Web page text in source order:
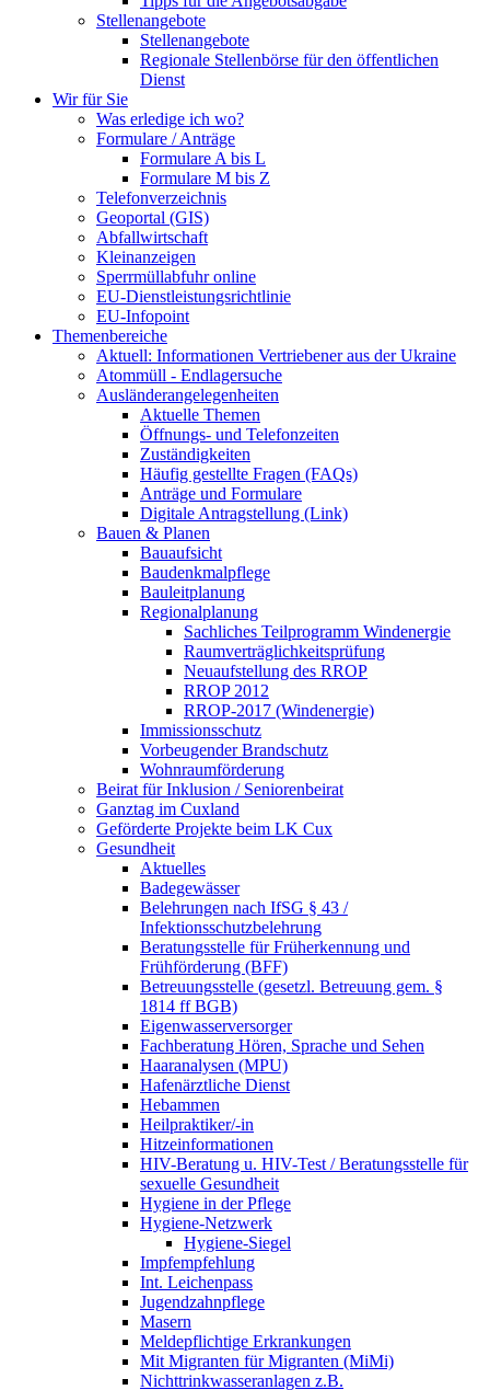
Stellenangebote
Stellenangebote
Regionale Stellenbörse für den öffentlichen
Dienst
Wir für Sie
Was erledige ich wo?
Formulare / Anträge
Formulare A bis L
Formulare M bis Z
Telefonverzeichnis
Geoportal (GIS)
Abfallwirtschaft
Kleinanzeigen
Sperrmüllabfuhr online
EU-Dienstleistungsrichtlinie
EU-Infopoint
Themenbereiche
Aktuell: Informationen Vertriebener aus der Ukraine
Atommüll - Endlagersuche
Ausländerangelegenheiten
Aktuelle Themen
Öffnungs- und Telefonzeiten
Zuständigkeiten
Häufig gestellte Fragen (FAQs)
Anträge und Formulare
Digitale Antragstellung (Link)
Bauen & Planen
Bauaufsicht
Baudenkmalpflege
Bauleitplanung
Regionalplanung
Sachliches Teilprogramm Windenergie
Raumverträglichkeitsprüfung
Neuaufstellung des RROP
RROP 2012
RROP-2017 (Windenergie)
Immissionsschutz
Vorbeugender Brandschutz
Wohnraumförderung
Beirat für Inklusion / Seniorenbeirat
Ganztag im Cuxland
Geförderte Projekte beim LK Cux
Gesundheit
Aktuelles
Badegewässer
Belehrungen nach IfSG § 43 /
Infektionsschutzbelehrung
Beratungsstelle für Früherkennung und
Frühförderung (BFF)
Betreuungsstelle (gesetzl. Betreuung gem. §
1814 ff BGB)
Eigenwasserversorger
Fachberatung Hören, Sprache und Sehen
Haaranalysen (MPU)
Hafenärztliche Dienst
Hebammen
Heilpraktiker/-in
Hitzeinformationen
HIV-Beratung u. HIV-Test / Beratungsstelle für
sexuelle Gesundheit
Hygiene in der Pflege
Hygiene-Netzwerk
Hygiene-Siegel
Impfempfehlung
Int. Leichenpass
Jugendzahnpflege
Masern
Meldepflichtige Erkrankungen
Mit Migranten für Migranten (MiMi)
Nichttrinkwasseranlagen z.B.